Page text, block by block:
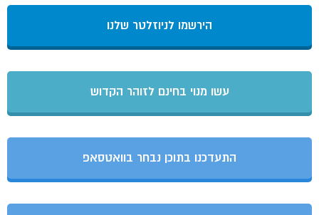
הירשמו לניוזלטר שלנו
עשו מנוי בחינם לזוהר הקדוש
התעדכנו בתוכן נבחר בוואטסאפ